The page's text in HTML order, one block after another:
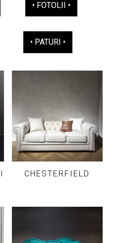
• FOTOLII •
• PATURI •
CHESTERFIELD